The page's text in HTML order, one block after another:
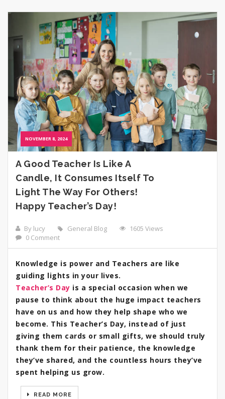
NOVEMBER 8, 2024
A Good Teacher Is Like A
Candle, It Consumes Itself To
Light The Way For Others!
Happy Teacher’s Day!
By lucy General Blog
1605 Views
0 Comment
Knowledge is power and Teachers are like
guiding lights in your lives.
Teacher’s Day is a special occasion when we
pause to think about the huge impact teachers
have on us and how they help shape who we
become. This Teacher’s Day, instead of just
giving them cards or small gifts, we should truly
thank them for their patience, the knowledge
they’ve shared, and the countless hours they’ve
spent helping us grow.
READ MORE